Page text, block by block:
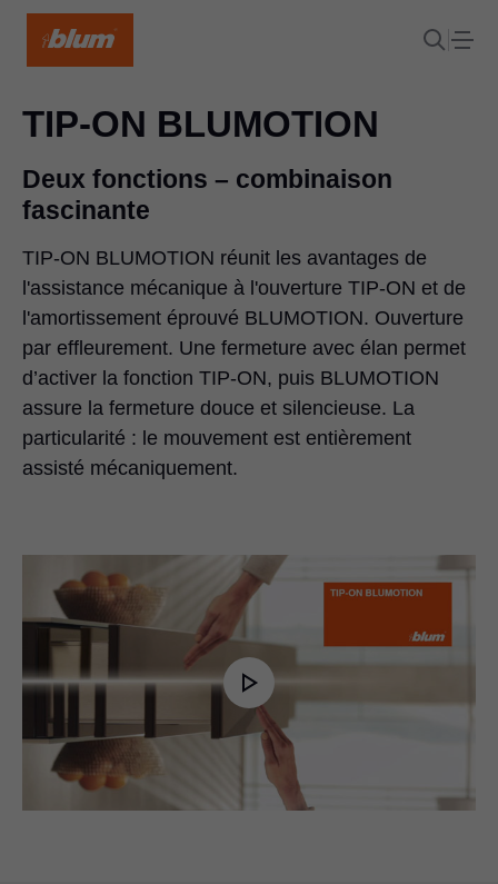
TIP-ON BLUMOTION
Deux fonctions – combinaison
fascinante
TIP-ON BLUMOTION réunit les avantages de
l'assistance mécanique à l'ouverture TIP-ON et de
l'amortissement éprouvé BLUMOTION. Ouverture
par effleurement. Une fermeture avec élan permet
d’activer la fonction TIP-ON, puis BLUMOTION
assure la fermeture douce et silencieuse. La
particularité : le mouvement est entièrement
assisté mécaniquement.
Play
Video